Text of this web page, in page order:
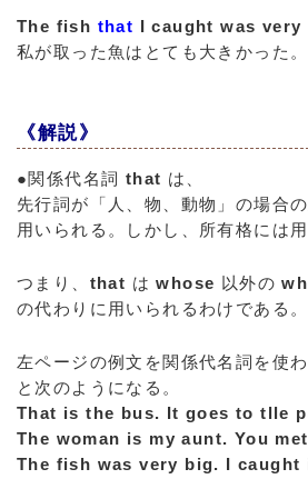
The fish that I caught was very
私が取った魚はとても大きかった。
《解説》
●関係代名詞 that は、
先行詞が「人、物、動物」の場合
用いられる。しかし、所有格には用
つまり、 that はwhose 以外の
の代わりに用いられるわけである。
左ページの例文を関係代名詞を使
と次のようになる。
That is the bus. It goes to tlle
The woman is my aunt. You
The fish was very big. I caught